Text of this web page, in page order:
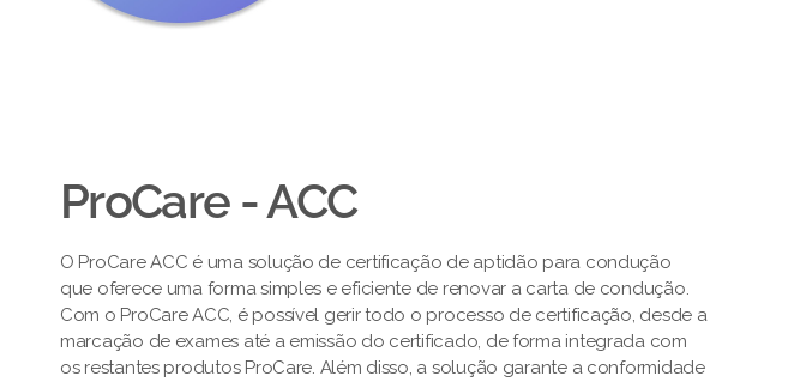
ProCare - ACC
O ProCare ACC é uma solução de certificação de aptidão para condução
que oferece uma forma simples e eficiente de renovar a carta de condução.
Com o ProCare ACC, é possível gerir todo o processo de certificação, desde a
marcação de exames até a emissão do certificado, de forma integrada com
os restantes produtos ProCare. Além disso, a solução garante a conformidade